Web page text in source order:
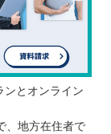
ンとオンライン
、地方在住者で